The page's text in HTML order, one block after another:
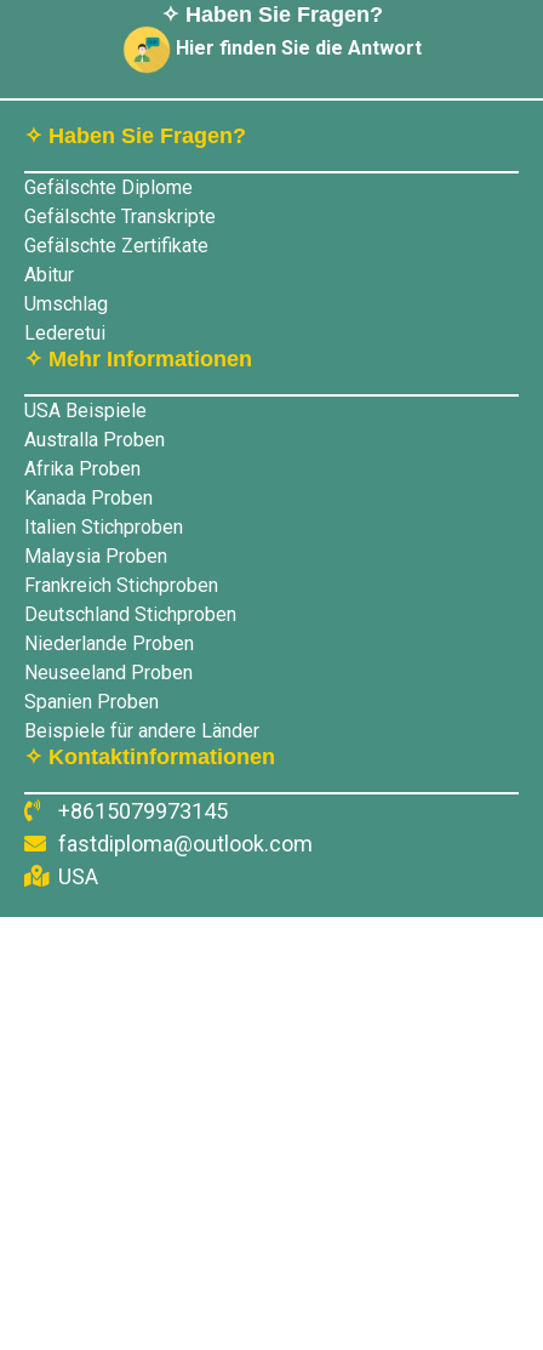
✧ Haben Sie Fragen?
Hier finden Sie die Antwort
✧ Haben Sie Fragen?
Gefälschte Diplome
Gefälschte Transkripte
Gefälschte Zertifikate
Abitur
Umschlag
Lederetui
✧ Mehr Informationen
USA Beispiele
Australla Proben
Afrika Proben
Kanada Proben
Italien Stichproben
Malaysia Proben
Frankreich Stichproben
Deutschland Stichproben
Niederlande Proben
Neuseeland Proben
Spanien Proben
Beispiele für andere Länder
✧ Kontaktinformationen
+8615079973145
fastdiploma@outlook.com
USA